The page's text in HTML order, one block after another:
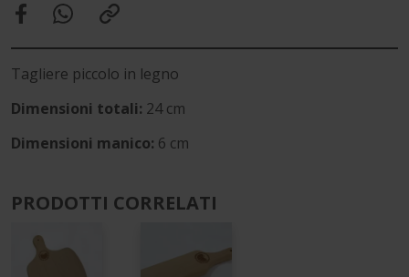
Tagliere piccolo in legno
Dimensioni totali: 24 cm
Dimensioni manico: 6 cm
PRODOTTI CORRELATI